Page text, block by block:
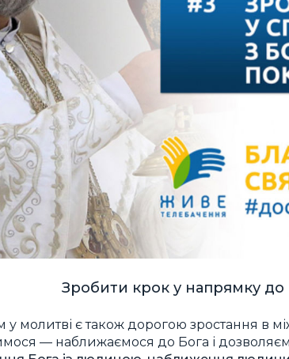
Зробити крок у напрямку до
у молитві є також дорогою зростання в
— наближаємося до Бога і